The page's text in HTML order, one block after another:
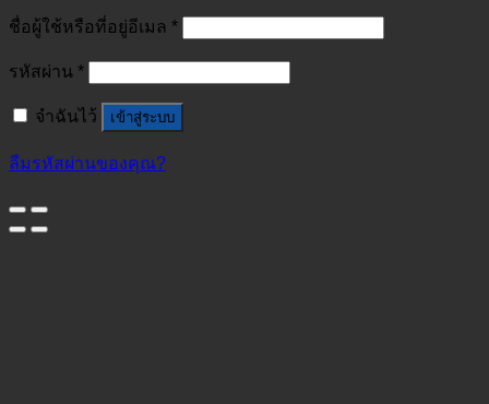
ชื่อผู้ใช้หรือที่อยู่อีเมล *
รหัสผ่าน *
จำฉันไว้ เข้าสู่ระบบ
ลืมรหัสผ่านของคุณ?